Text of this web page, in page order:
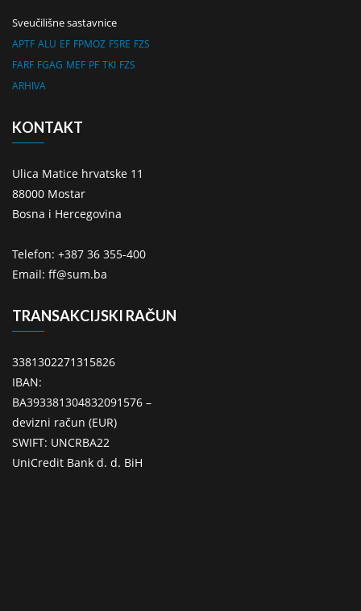
Sveučilišne sastavnice
APTF ALU EF FPMOZ FSRE FZS
FARF FGAG MEF PF TKI FZS
ARHIVA
KONTAKT
Ulica Matice hrvatske 11
88000 Mostar
Bosna i Hercegovina
Telefon: +387 36 355-400
Email: ff@sum.ba
TRANSAKCIJSKI RAČUN
3381302271315826
IBAN:
BA393381304832091576 –
devizni račun (EUR)
SWIFT: UNCRBA22
UniCredit Bank d. d. BiH